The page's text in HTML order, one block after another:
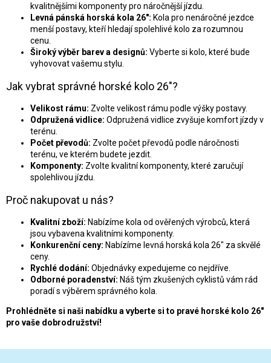
kvalitnějšími komponenty pro náročnější jízdu.
Levná pánská horská kola 26": Kola pro nenáročné jezdce
menší postavy, kteří hledají spolehlivé kolo za rozumnou
cenu.
Široký výběr barev a designů: Vyberte si kolo, které bude
vyhovovat vašemu stylu.
Jak vybrat správné horské kolo 26"?
Velikost rámu: Zvolte velikost rámu podle výšky postavy.
Odpružená vidlice: Odpružená vidlice zvyšuje komfort jízdy v
terénu.
Počet převodů: Zvolte počet převodů podle náročnosti
terénu, ve kterém budete jezdit.
Komponenty: Zvolte kvalitní komponenty, které zaručují
spolehlivou jízdu.
Proč nakupovat u nás?
Kvalitní zboží: Nabízíme kola od ověřených výrobců, která
jsou vybavena kvalitními komponenty.
Konkurenční ceny: Nabízíme levná horská kola 26" za skvělé
ceny.
Rychlé dodání: Objednávky expedujeme co nejdříve.
Odborné poradenství: Náš tým zkušených cyklistů vám rád
poradí s výběrem správného kola.
Prohlédněte si naši nabídku a vyberte si to pravé horské kolo 26"
pro vaše dobrodružství!